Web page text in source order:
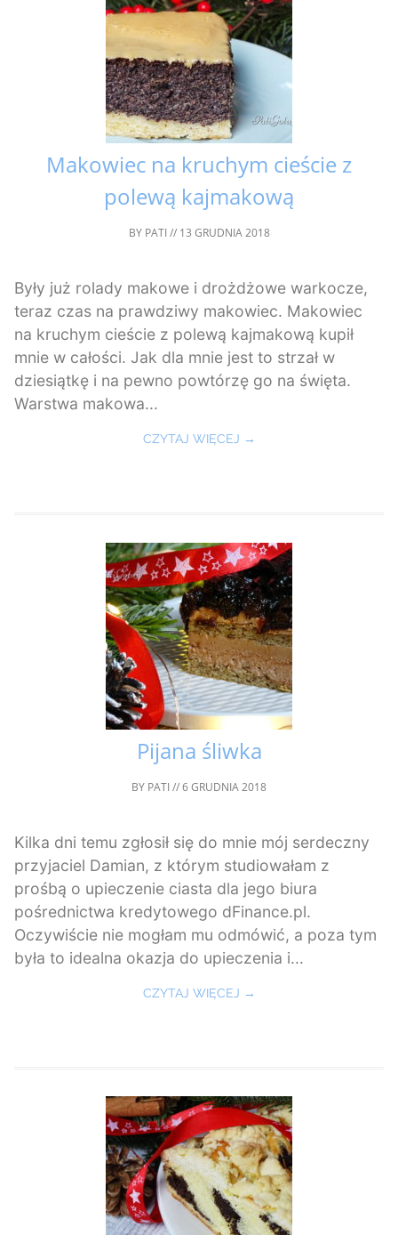
Makowiec na kruchym cieście z
polewą kajmakową
BY PATI // 13 GRUDNIA 2018
Były już rolady makowe i drożdżowe warkocze,
teraz czas na prawdziwy makowiec. Makowiec
na kruchym cieście z polewą kajmakową kupił
mnie w całości. Jak dla mnie jest to strzał w
dziesiątkę i na pewno powtórzę go na święta.
Warstwa makowa...
CZYTAJ WIĘCEJ →
Pijana śliwka
BY PATI //6 GRUDNIA 2018
Kilka dni temu zgłosił się do mnie mój serdeczny
przyjaciel Damian, z którym studiowałam z
prośbą o upieczenie ciasta dla jego biura
pośrednictwa kredytowego dFinance.pl.
Oczywiście nie mogłam mu odmówić, a poza tym
była to idealna okazja do upieczenia i...
CZYTAJ WIĘCEJ →